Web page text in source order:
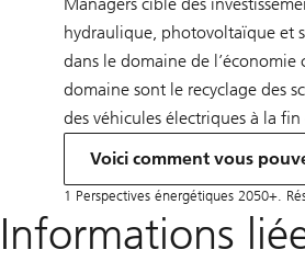
hydraulique, photovoltaïque et
dans le domaine de l’économie
domaine sont le recyclage des
des véhicules électriques à la
Voici comment vous
Pour
explorer
page
produit
1 Perspectives énergétiques 2050+.
Informations